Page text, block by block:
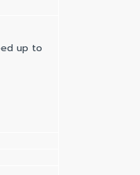
up to